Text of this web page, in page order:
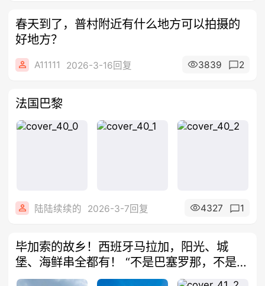
春天到了，普村附近有什么地方可以拍摄的
好地方？
A11111 2026-3-16回复 3839 2
法国巴黎
陆陆续续的 2026-3-7回复 4327 1
毕加索的故乡！西班牙马拉加，阳光、城
堡、海鲜串全都有！ “不是巴塞罗那，不是马
德